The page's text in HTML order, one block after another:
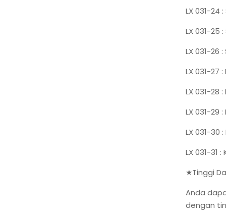
LX 031-24
LX 031-25
LX 031-26
LX 031-27
LX 031-28
LX 031-29
LX 031-30
LX 031-31
★Tinggi
Anda
dengan